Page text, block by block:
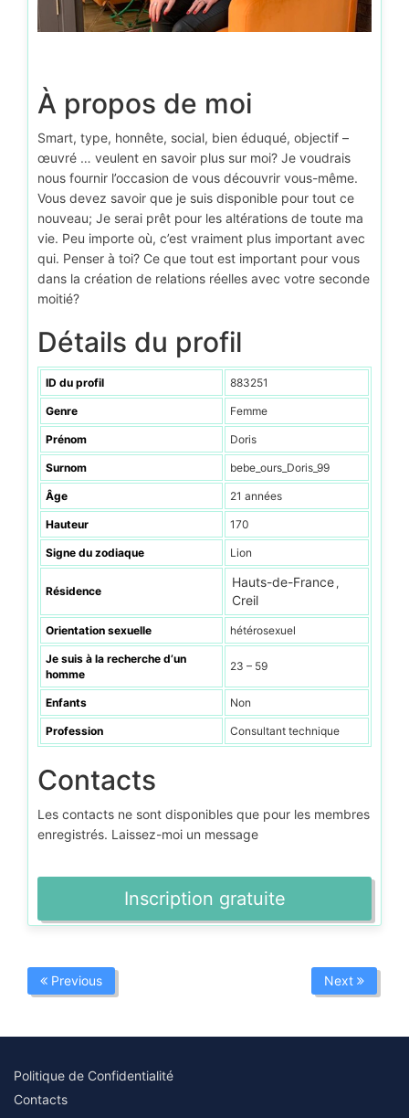
À propos de moi
Smart, type, honnête, social, bien éduqué, objectif –
œuvré … veulent en savoir plus sur moi? Je voudrais
nous fournir l’occasion de vous découvrir vous-même.
Vous devez savoir que je suis disponible pour tout ce
nouveau; Je serai prêt pour les altérations de toute ma
vie. Peu importe où, c’est vraiment plus important avec
qui. Penser à toi? Ce que tout est important pour vous
dans la création de relations réelles avec votre seconde
moitié?
Détails du profil
ID du profil 883251
Genre Femme
Prénom Doris
Surnom bebe_ours_Doris_99
Âge 21 années
Hauteur 170
Signe du zodiaque Lion
Résidence
Hauts-de-France ,
Creil
Orientation sexuelle hétérosexuel
Je suis à la recherche d’un
homme
23 – 59
Enfants Non
Profession Consultant technique
Contacts
Les contacts ne sont disponibles que pour les membres
enregistrés. Laissez-moi un message
Inscription gratuite
Previous Next
Politique de Confidentialité
Contacts